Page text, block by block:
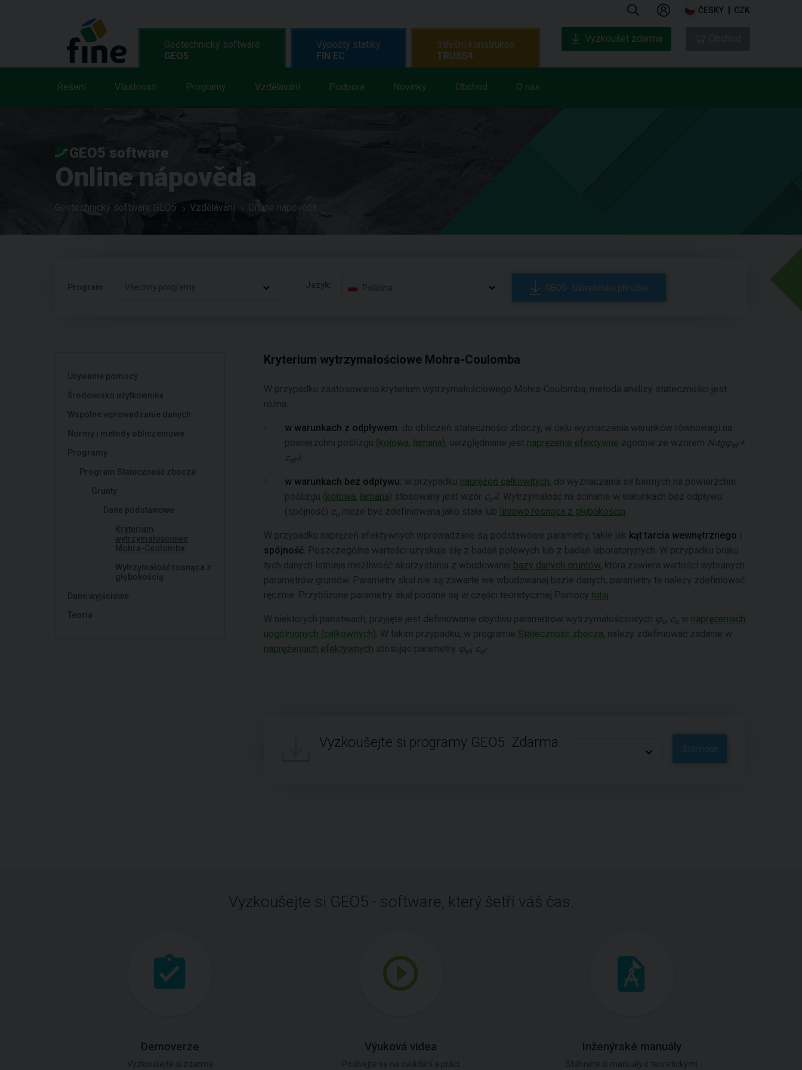
ČESKY CZK
Geotechnický software
GEO5
Řešení Vlastnosti Programy Vzdělávání Podpora Novinky Obchod O nás
Výpočty statiky
FIN EC
Střešní konstrukce
TRUSS4
Vyzkoušet zdarma
GEO5 software
Online nápověda
Geotechnický software GEO5 Vzdělávání Online nápověda
Program: Všechny programy Jazyk: Polština GEO5 - Uživatelská příručka
Używanie pomocy
Środowisko użytkownika
Wspólne wprowadzanie danych
Normy i metody obliczeniowe
Programy
Program Stateczność zbocza
Grunty
Dane podstawowe
Kryterium
wytrzymałościowe
Mohra-Coulomba
Wytrzymałość rosnąca z
głębokością
Dane wyjściowe
Teoria
Kryterium wytrzymałościowe Mohra-Coulomba
W przypadku zastosowania kryterium wytrzymałościowego Mohra-Coulomba, metoda analizy stateczności jest
różna:
w warunkach z odpływem: do obliczeń stateczności zboczy, w celu wyznaczenia warunków równowagi na
powierzchni poślizgu ( kołowa, łamana), uwzględniane jest naprężenie efektywne zgodnie ze wzorem N tgφef +
c ef* l.
w warunkach bez odpływu: w przypadku naprężeń całkowitych, do wyznaczania sił biernych na powierzchni
poślizgu ( kołowa, łamana) stosowany jest wzór c u* l. Wytrzymałość na ścinanie w warunkach bez odpływu
(spójność) c u może być zdefiniowana jako stała lub liniowo rosnąca z głębokością
W przypadku naprężeń efektywnych wprowadzane są podstawowe parametry, takie jak kąt tarcia wewnętrznego i
spójność . Poszczególne wartości uzyskuje się z badań polowych lub z badań laboratoryjnych. W przypadku braku
tych danych istnieje możliwość skorzystania z wbudowanej bazy danych gruntów, która zawiera wartości wybranych
parametrów gruntów. Parametry skał nie są zawarte we wbudowanej bazie danych, parametry te należy zdefiniować
ręcznie. Przybliżone parametry skał podane są w części teoretycznej Pomocy tutaj
W niektórych państwach, przyjęte jest definiowanie obydwu parametrów wytrzymałościowych φu, c u w naprężeniach
uogólnionych (całkowitych) . W takim przypadku, w programie Stateczność zbocza, należy zdefiniować zadanie w
naprężeniach efektywnych stosując parametry φef, c ef
Vyzkoušejte si programy GEO5. Zdarma. Stáhnout
Vyzkoušejte si GEO5 - software, který šetří váš čas.
Demoverze Výuková videa Inženýrské manuály